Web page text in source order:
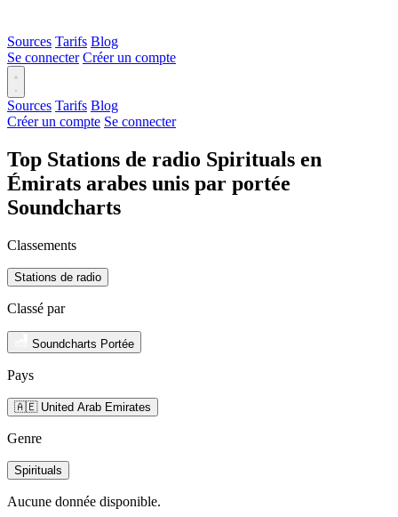
Sources Tarifs Blog
Se connecter Créer un compte
Sources Tarifs Blog
Créer un compte Se connecter
Top Stations de radio Spirituals en
Émirats arabes unis par portée
Soundcharts
Classements
Stations de radio
Classé par
Soundcharts Portée
Pays
🇦🇪 United Arab Emirates
Genre
Spirituals
Aucune donnée disponible.